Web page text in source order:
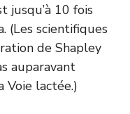
jusqu’à 10 fois
(Les scientifiques
de Shapley
auparavant
Voie lactée.)